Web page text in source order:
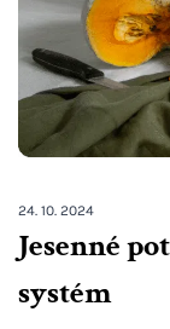
24. 10. 2024
Jesenné
systém